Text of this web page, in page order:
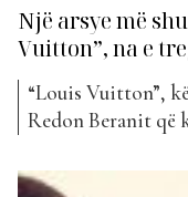
Një arsye më
Vuitton”, na e
“Louis Vuitton”,
Redon Beranit që
dhe çfarë ka